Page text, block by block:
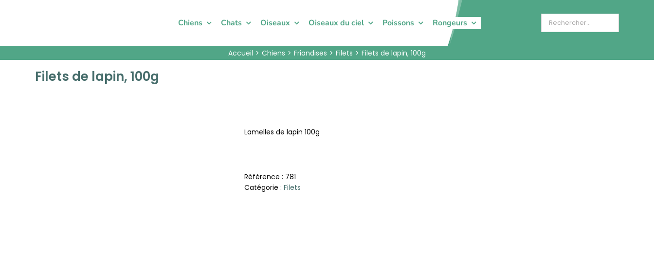
Chiens Chats Oiseaux Oiseaux du ciel Poissons Rongeurs
Accueil Chiens Friandises Filets Filets de lapin, 100g
Filets de lapin, 100g
Lamelles de lapin 100g
Référence : 781
Catégorie : Filets